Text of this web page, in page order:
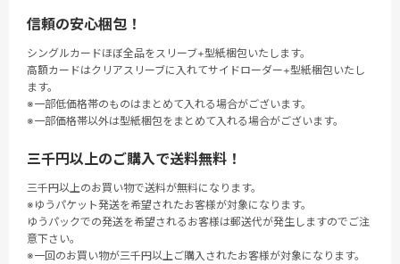
信頼の安心梱包！
シングルカードほぼ全品をスリーブ+型紙梱包いたします。
高額カードはクリアスリーブに入れてサイドローダー+型紙梱包いたし
ます。
※一部低価格帯のものはまとめて入れる場合がございます。
※一部価格帯以外は型紙梱包をまとめて入れる場合がございます。
三千円以上のご購入で送料無料！
三千円以上のお買い物で送料が無料になります。
※ゆうパケット発送を希望されたお客様が対象になります。
ゆうパックでの発送を希望されるお客様は郵送代が発生しますのでご注
意下さい。
※一回のお買い物が三千円以上ご購入されたお客様が対象になります。